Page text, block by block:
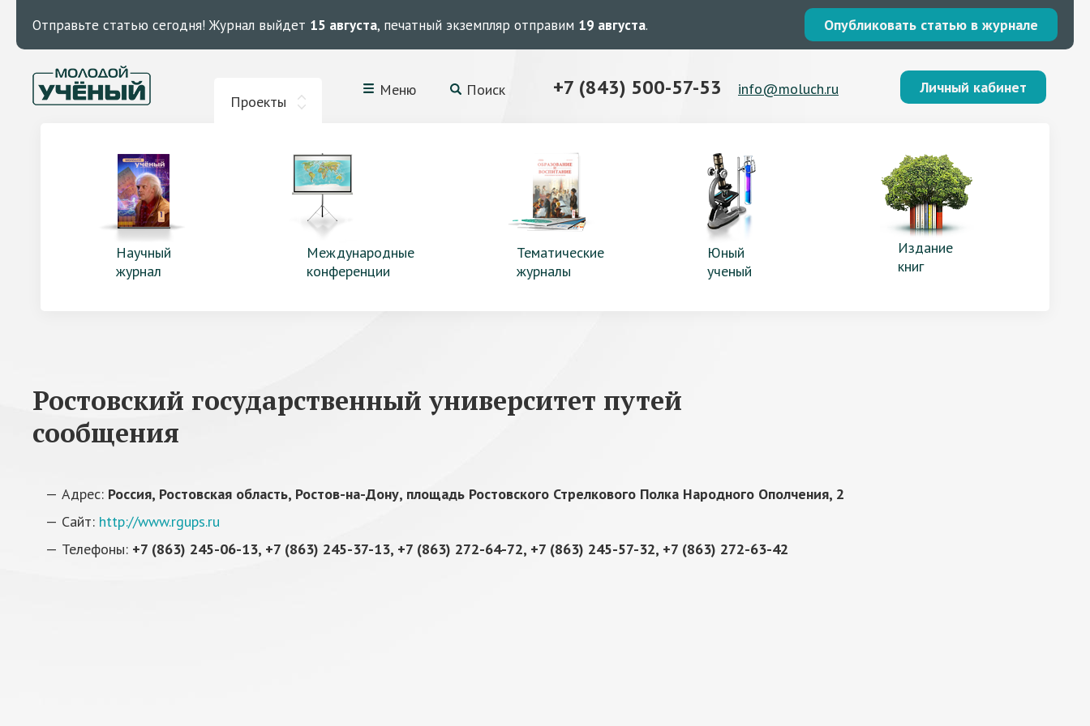
Отправьте статью сегодня! Журнал выйдет 15 августа, печатный экземпляр отправим 19 августа. Опубликовать статью в журнале
Проекты
Меню Поиск +7 (843) 500-57-53 info@moluch.ru Личный кабинет
Научный
журнал
Международные
конференции
Тематические
журналы
Юный
ученый
Издание
книг
Ростовский государственный университет путей
сообщения
Адрес: Россия, Ростовская область, Ростов-на-Дону, площадь Ростовского Стрелкового Полка Народного Ополчения, 2
Сайт: http://www.rgups.ru
Телефоны: +7 (863) 245-06-13, +7 (863) 245-37-13, +7 (863) 272-64-72, +7 (863) 245-57-32, +7 (863) 272-63-42